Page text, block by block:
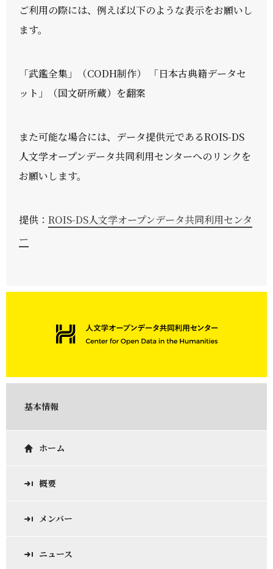
ご利用の際には、例えば以下のような表示をお願いし
ます。
「武鑑全集」（CODH制作） 「日本古典籍データセ
ット」（国文研所蔵）を翻案
また可能な場合には、データ提供元であるROIS-DS
人文学オープンデータ共同利用センターへのリンクを
お願いします。
提供：ROIS-DS人文学オープンデータ共同利用センタ
ー
基本情報
ホーム
概要
メンバー
ニュース